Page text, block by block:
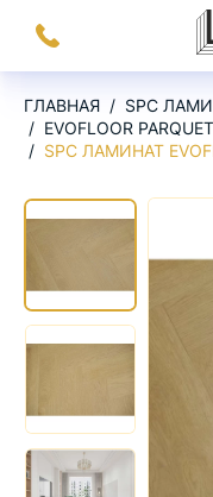
Заказать
звонок
ГЛАВНАЯ SPC
EVOFLOOR PARQUET
SPC ЛАМИНАТ